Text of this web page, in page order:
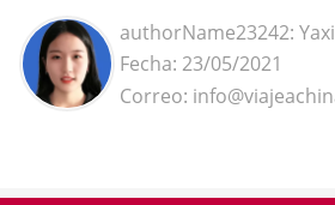
authorName23242:
Fecha: 23/05/2021
Correo: